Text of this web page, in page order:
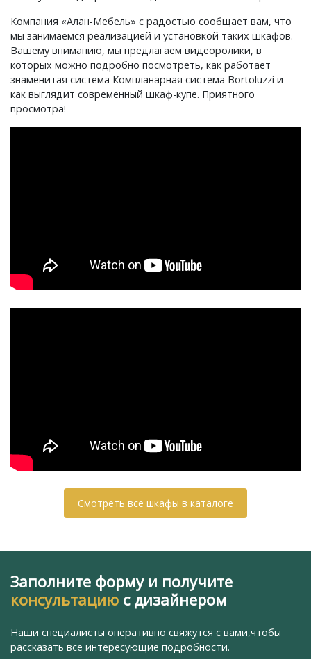
Компания «Алан-Мебель» с радостью сообщает вам, что
мы занимаемся реализацией и установкой таких шкафов.
Вашему вниманию, мы предлагаем видеоролики, в
которых можно подробно посмотреть, как работает
знаменитая система Компланарная система Bortoluzzi и
как выглядит современный шкаф-купе. Приятного
просмотра!
Смотреть все шкафы в каталоге
Заполните форму и получите
консультацию с дизайнером
Наши специалисты оперативно свяжутся с вами,чтобы
рассказать все интересующие подробности.